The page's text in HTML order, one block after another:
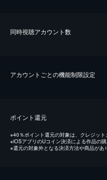
同時視聴アカウント数
アカウントごとの機能制限設定
ポイント還元
※40％ポイント還元の対象は、クレジット
※iOSアプリのUコイン決済による作品の
※還元の対象外となる決済方法や商品があ